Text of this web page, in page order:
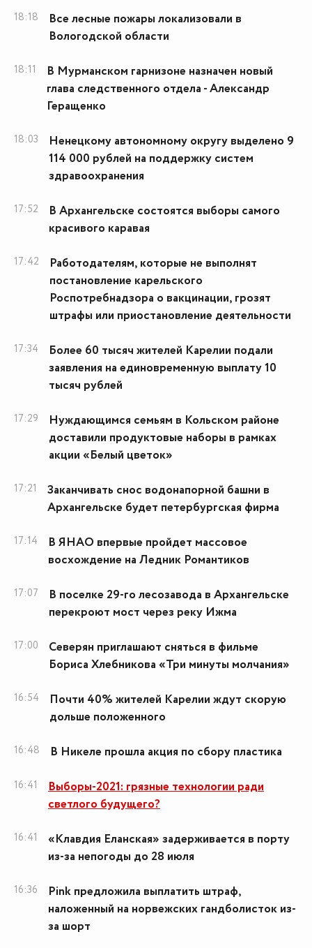
18:18
Все лесные пожары локализовали в
Вологодской области
18:11
В Мурманском гарнизоне назначен новый
глава следственного отдела - Александр
Геращенко
18:03
Ненецкому автономному округу выделено 9
114 000 рублей на поддержку систем
здравоохранения
17:52
В Архангельске состоятся выборы самого
красивого каравая
17:42
Работодателям, которые не выполнят
постановление карельского
Роспотребнадзора о вакцинации, грозят
штрафы или приостановление деятельности
17:34
Более 60 тысяч жителей Карелии подали
заявления на единовременную выплату 10
тысяч рублей
17:29
Нуждающимся семьям в Кольском районе
доставили продуктовые наборы в рамках
акции «Белый цветок»
17:21
Заканчивать снос водонапорной башни в
Архангельске будет петербургская фирма
17:14
В ЯНАО впервые пройдет массовое
восхождение на Ледник Романтиков
17:07
В поселке 29-го лесозавода в Архангельске
перекроют мост через реку Ижма
17:00
Северян приглашают сняться в фильме
Бориса Хлебникова «Три минуты молчания»
16:54
Почти 40% жителей Карелии ждут скорую
дольше положенного
16:48 В Никеле прошла акция по сбору пластика
16:41
Выборы-2021: грязные технологии ради
светлого будущего?
16:41
«Клавдия Еланская» задерживается в порту
из-за непогоды до 28 июля
16:36
Pink предложила выплатить штраф,
наложенный на норвежских гандболисток из-
за шорт